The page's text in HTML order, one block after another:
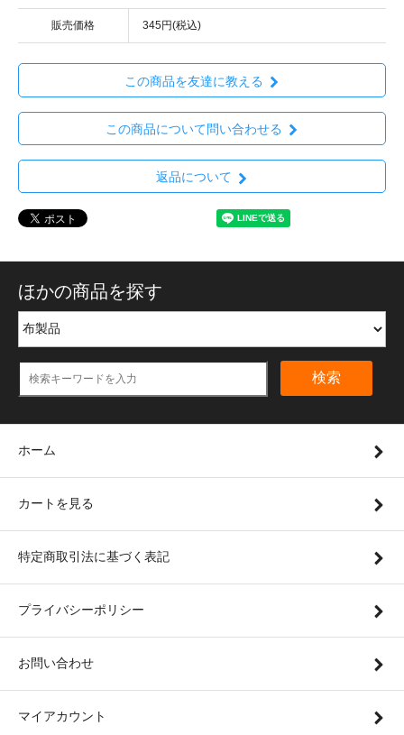
販売価格 345円(税込)
この商品を友達に教える
この商品について問い合わせる
返品について
ほかの商品を探す
検索
ホーム
カートを見る
特定商取引法に基づく表記
プライバシーポリシー
お問い合わせ
マイアカウント